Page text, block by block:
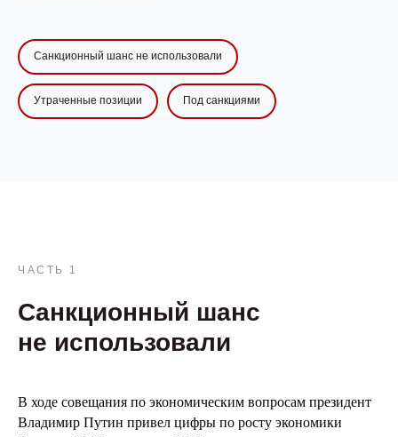
Санкционный шанс не использовали
Утраченные позиции Под санкциями
ЧАСТЬ 1
Санкционный шанс
не использовали
В ходе совещания по экономическим вопросам президент
Владимир Путин привел цифры по росту экономики